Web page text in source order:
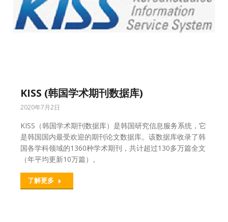
KISS (韩国学术期刊数据库)
2020年7月2日
KISS（韩国学术期刊数据库）是韩国研究信息服务系统，它
是韩国国内最受欢迎的期刊论文数据库。该数据库收录了韩
国各学科领域的1360种学术期刊，共计超过130多万篇全文
（年平均更新10万篇）。
了解更多